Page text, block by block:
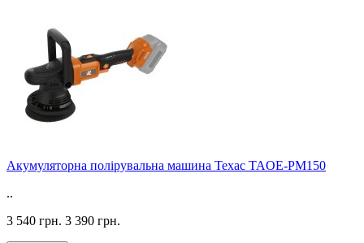
Акумуляторна полірувальна машина Техас ТАOE-PM150
..
3 540 грн. 3 390 грн.